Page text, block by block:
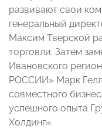
развивают свои
генеральный
Максим Тверской
торговли. Затем
Ивановского
РОССИИ» Марк
совместного
успешного опыта
Холдинг».